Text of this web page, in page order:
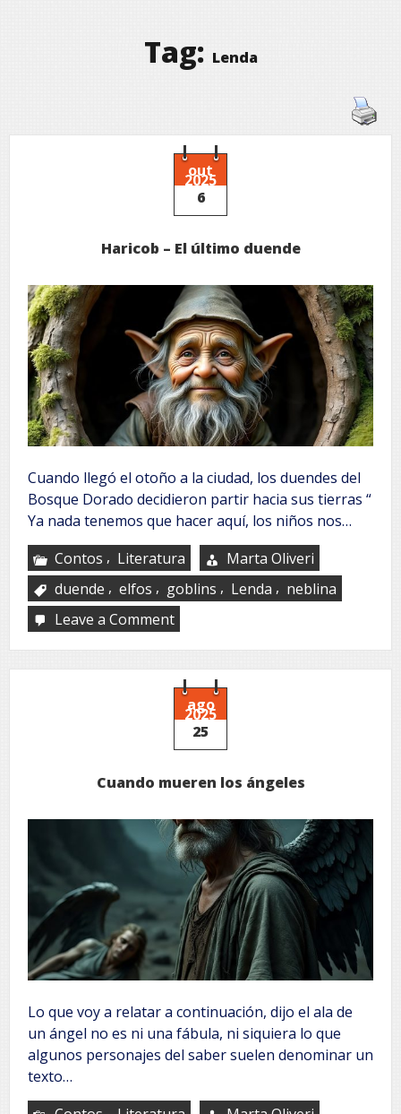
Tag: Lenda
out
2025
6
Haricob – El último duende
Cuando llegó el otoño a la ciudad, los duendes del
Bosque Dorado decidieron partir hacia sus tierras “
Ya nada tenemos que hacer aquí, los niños nos…
Contos , Literatura
Marta Oliveri
duende , elfos , goblins , Lenda , neblina
Leave a Commenton
–
El
último
duende
ago
2025
25
Cuando mueren los ángeles
Lo que voy a relatar a continuación, dijo el ala de
un ángel no es ni una fábula, ni siquiera lo que
algunos personajes del saber suelen denominar un
texto…